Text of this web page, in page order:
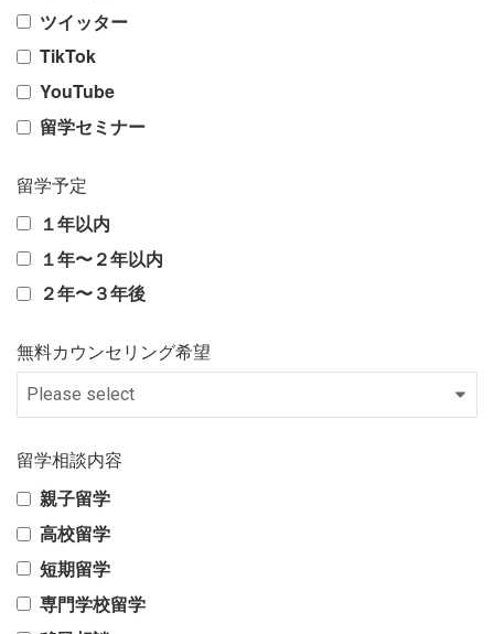
ツイッター
TikTok
YouTube
留学セミナー
留学予定
１年以内
１年〜２年以内
２年〜３年後
無料カウンセリング希望
留学相談内容
親子留学
高校留学
短期留学
専門学校留学